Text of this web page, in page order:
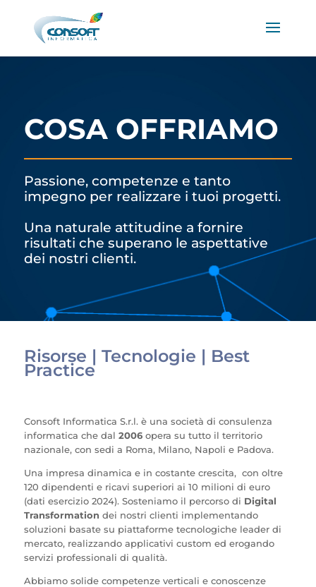
COSA OFFRIAMO
Passione, competenze e tanto
impegno per realizzare i tuoi progetti.
Una naturale attitudine a fornire
risultati che superano le aspettative
dei nostri clienti.
Risorse | Tecnologie | Best
Practice
Consoft Informatica S.r.l. è una società di consulenza
informatica che dal2006 opera su tutto il territorio
nazionale, con sedi a Roma, Milano, Napoli e Padova.
Una impresa dinamica e in costante crescita, con oltre
120 dipendenti e ricavi superiori ai 10 milioni di euro
(dati esercizio 2024).Sosteniamo il percorso di Digital
Transformation dei nostri clienti implementando
soluzioni basate su piattaforme tecnologiche leader di
mercato, realizzando applicativi custom ed erogando
servizi professionali di qualità.
Abbiamo solide competenze verticali e conoscenze